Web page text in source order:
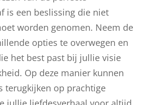
is een beslissing die niet
worden genomen. Neem de
opties te overwegen en
het best past bij jullie visie
Op deze manier kunnen
terugkijken op prachtige